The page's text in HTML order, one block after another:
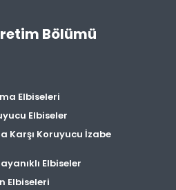
Bölümü
Elbiseleri
Elbiseler
Karşı Koruyucu İzabe
Elbiseler
Elbiseleri